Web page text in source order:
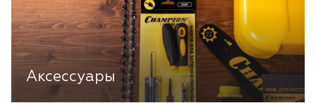
Аксессуары